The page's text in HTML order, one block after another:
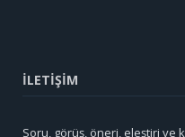
İLETİŞİM
Soru, görüş, öneri, eleştiri ve